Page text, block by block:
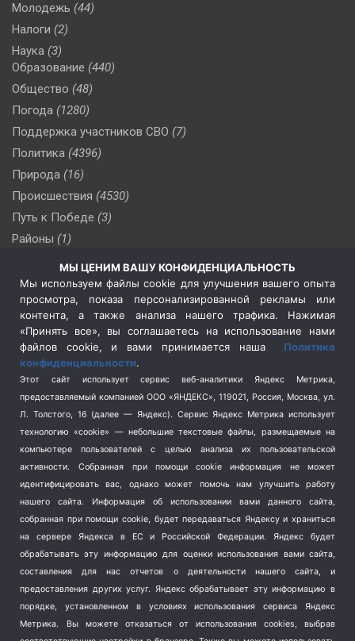
Молодежь (44)
Налоги (2)
Наука (3)
Образование (440)
Общество (48)
Погода (1280)
Поддержка участников СВО (7)
Политика (4396)
Природа (16)
Происшествия (4530)
Путь к Победе (3)
Районы (1)
(509)
Сельское хозяйство (3)
Социальная политика
(3)
Спецоперация в Украине
Спецоперация на Украине
(404)
Спорт (740)
Терроризм (1)
Транспорт (262)
Туризм (178)
Флот (76)
Школа и спорт (2)
Экология (8)
Экономика (1172)
МЫ ЦЕНИМ ВАШУ КОНФИДЕНЦИАЛЬНОСТЬ
Мы используем файлы cookie для улучшения вашего опыта
просмотра, показа персонализированной рекламы или
контента, а также анализа нашего трафика. Нажимая
«Принять все», вы соглашаетесь на использование нами
файлов cookie, и вами принимается наша Политика
конфиденциальности.
Этот сайт использует сервис веб-аналитики Яндекс Метрика,
предоставляемый компанией ООО «ЯНДЕКС», 119021, Россия, Москва, ул.
Л. Толстого, 16 (далее — Яндекс). Сервис Яндекс Метрика использует
технологию «cookie» — небольшие текстовые файлы, размещаемые на
компьютере пользователей с целью анализа их пользовательской
активности.
Собранная при помощи cookie информация не может
идентифицировать вас, однако может помочь нам улучшить работу
нашего сайта. Информация об использовании вами данного сайта,
собранная при помощи cookie, будет передаваться Яндексу и храниться
на сервере Яндекса в ЕС и Российской Федерации. Яндекс будет
обрабатывать эту информацию для оценки использования вами сайта,
составления для нас отчетов о деятельности нашего сайта, и
предоставления других услуг. Яндекс обрабатывает эту информацию в
порядке, установленном в условиях использования сервиса Яндекс
Метрика.
Вы можете отказаться от использования cookies, выбрав